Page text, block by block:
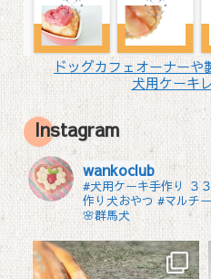
ドッグカフェオーナーや
犬用ケーキ
Instagram
wankoclub
#犬用ケーキ手作り ３
作り犬おやつ #マルチ
🌸群馬犬